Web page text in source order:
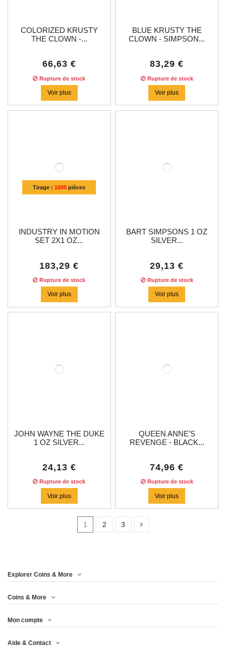
COLORIZED KRUSTY
THE CLOWN -...
66,63 €
Rupture de stock
Voir plus
BLUE KRUSTY THE
CLOWN - SIMPSON...
83,29 €
Rupture de stock
Voir plus
Tirage :1000 pièces
INDUSTRY IN MOTION
SET 2X1 OZ...
183,29 €
Rupture de stock
Voir plus
BART SIMPSONS 1 OZ
SILVER...
29,13 €
Rupture de stock
Voir plus
JOHN WAYNE THE DUKE
1 OZ SILVER...
24,13 €
Rupture de stock
Voir plus
QUEEN ANNE'S
REVENGE - BLACK...
74,96 €
Rupture de stock
Voir plus
1 2 3
Prix
Année
Metal
Explorer Coins & More
Coins & More
Mon compte
Aide & Contact